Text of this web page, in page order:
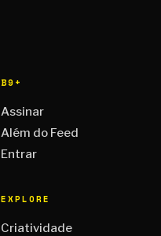
B9+
Assinar
Além do Feed
Entrar
EXPLORE
Criatividade